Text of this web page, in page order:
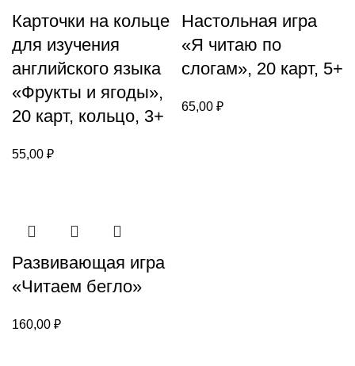
Карточки на кольце
для изучения
английского языка
«Фрукты и ягоды»,
20 карт, кольцо, 3+
55,00 ₽
Настольная игра
«Я читаю по
слогам», 20 карт, 5+
65,00 ₽
Развивающая игра
«Читаем бегло»
160,00 ₽